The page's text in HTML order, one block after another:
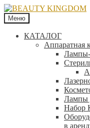
Меню
КАТАЛОГ
Аппаратная
Лампы
Набор
в